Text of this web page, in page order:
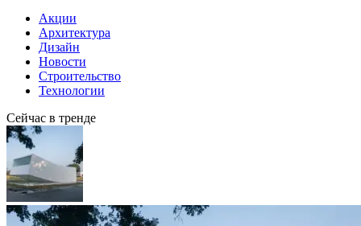
Акции
Архитектура
Дизайн
Новости
Строительство
Технологии
Сейчас в тренде